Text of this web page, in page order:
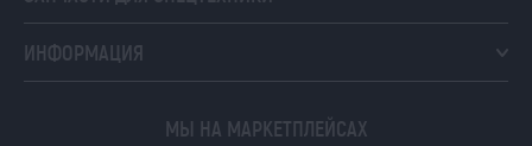
ИНФОРМАЦИЯ
МЫ НА МАРКЕТПЛЕЙСАХ